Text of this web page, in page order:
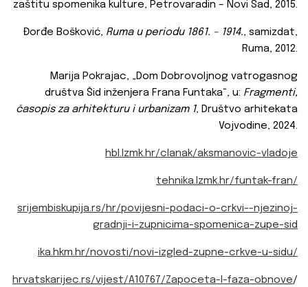
zaštitu spomenika kulture, Petrovaradin – Novi Sad, 2015.
Đorđe Bošković, Ruma u periodu 1861. – 1914., samizdat,
Ruma, 2012.
Marija Pokrajac, „Dom Dobrovoljnog vatrogasnog
društva Šid inženјera Frana Funtaka“, u: Fragmenti,
časopis za arhitekturu i urbanizam 1, Društvo arhitekata
Vojvodine, 2024.
hbl.lzmk.hr/clanak/aksmanovic-vladoje
tehnika.lzmk.hr/funtak-fran/
srijembiskupija.rs/hr/povijesni-podaci-o-crkvi--njezinoj-
gradnji-i-zupnicima-spomenica-zupe-sid
ika.hkm.hr/novosti/novi-izgled-zupne-crkve-u-sidu/
hrvatskarijec.rs/vijest/A10767/Zapoceta-I-faza-obnove/